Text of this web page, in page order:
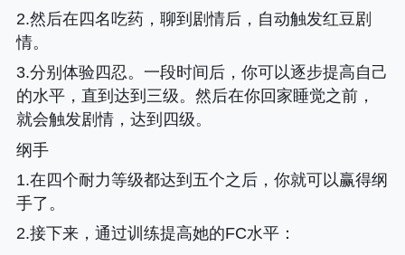
2.然后在四名吃药，聊到剧情后，自动触发红豆剧
情。
3.分别体验四忍。一段时间后，你可以逐步提高自己
的水平，直到达到三级。然后在你回家睡觉之前，
就会触发剧情，达到四级。
纲手
1.在四个耐力等级都达到五个之后，你就可以赢得纲
手了。
2.接下来，通过训练提高她的FC水平：